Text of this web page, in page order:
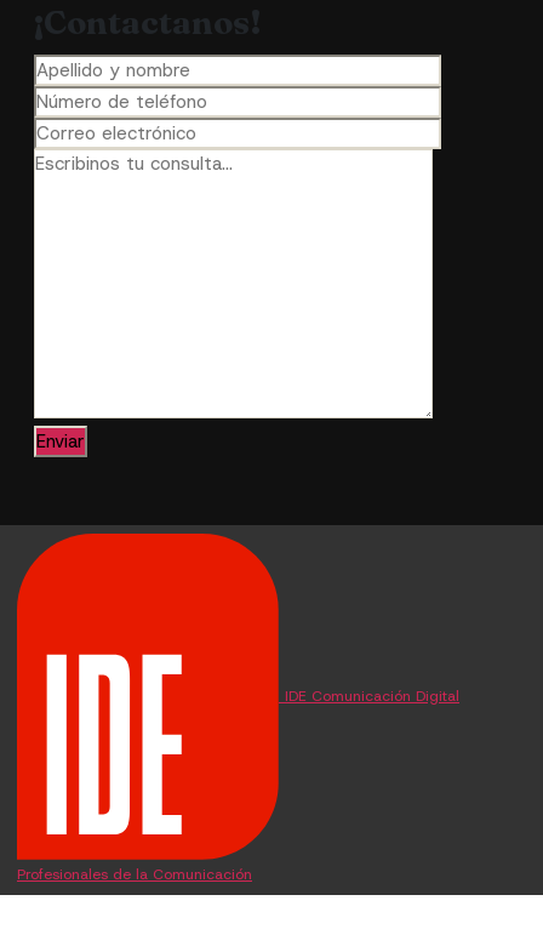
¡Contactanos!
IDE Comunicación Digital
Profesionales de la Comunicación